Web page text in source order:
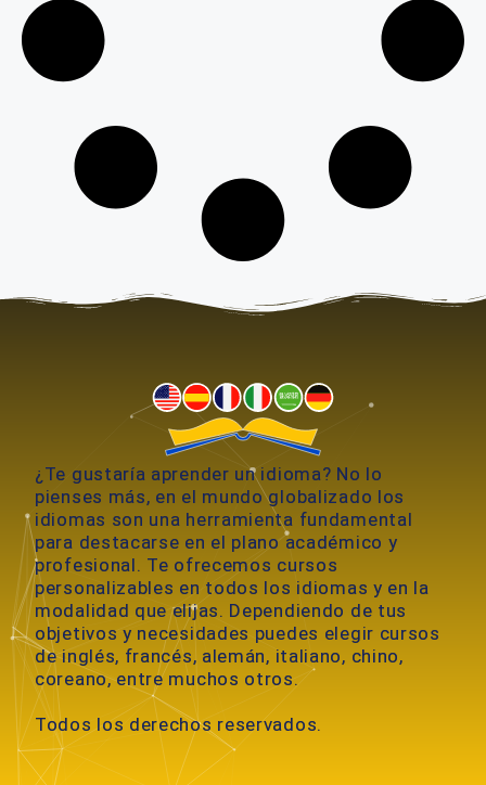
¿Te gustaría aprender un idioma? No lo
pienses más, en el mundo globalizado los
idiomas son una herramienta fundamental
para destacarse en el plano académico y
profesional. Te ofrecemos cursos
personalizables en todos los idiomas y en la
modalidad que elijas. Dependiendo de tus
objetivos y necesidades puedes elegir cursos
de inglés, francés, alemán, italiano, chino,
coreano, entre muchos otros.
Todos los derechos reservados.